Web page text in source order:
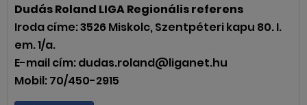
Dudás Roland LIGA Regionális referens
Iroda címe: 3526 Miskolc, Szentpéteri kapu 80. I.
em. 1/a.
E-mail cím: dudas.roland@liganet.hu
Mobil: 70/450-2915